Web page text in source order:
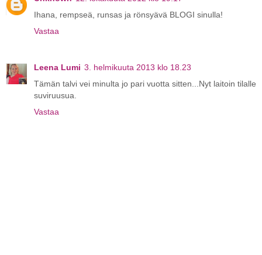
Ihana, rempseä, runsas ja rönsyävä BLOGI sinulla!
Vastaa
Leena Lumi 3. helmikuuta 2013 klo 18.23
Tämän talvi vei minulta jo pari vuotta sitten...Nyt laitoin tilalle
suviruusua.
Vastaa